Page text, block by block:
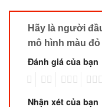
Hãy là người
mô hình màu đỏ
Đánh giá của bạn
Nhận xét của bạn